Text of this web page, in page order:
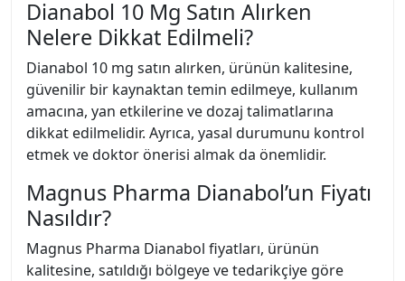
Dianabol 10 Mg Satın Alırken
Nelere Dikkat Edilmeli?
Dianabol 10 mg satın alırken, ürünün kalitesine,
güvenilir bir kaynaktan temin edilmeye, kullanım
amacına, yan etkilerine ve dozaj talimatlarına
dikkat edilmelidir. Ayrıca, yasal durumunu kontrol
etmek ve doktor önerisi almak da önemlidir.
Magnus Pharma Dianabol’un Fiyatı
Nasıldır?
Magnus Pharma Dianabol fiyatları, ürünün
kalitesine, satıldığı bölgeye ve tedarikçiye göre